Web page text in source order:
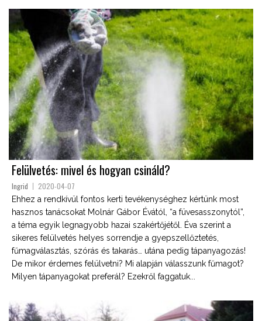
Felülvetés: mivel és hogyan csináld?
Ingrid 2020-04-07
Ehhez a rendkívül fontos kerti tevékenységhez kértünk most
hasznos tanácsokat Molnár Gábor Évától, “a füvesasszonytól”,
a téma egyik legnagyobb hazai szakértőjétől. Éva szerint a
sikeres felülvetés helyes sorrendje a gyepszellőztetés,
fűmagválasztás, szórás és takarás… utána pedig tápanyagozás!
De mikor érdemes felülvetni? Mi alapján válasszunk fűmagot?
Milyen tápanyagokat preferál? Ezekről faggatuk...